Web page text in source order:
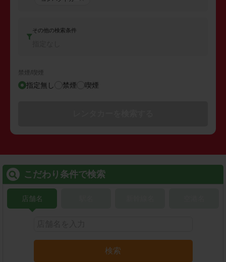
その他の検索条件
禁煙/喫煙
指定無し 禁煙 喫煙
こだわり条件で検索
店舗名
検索